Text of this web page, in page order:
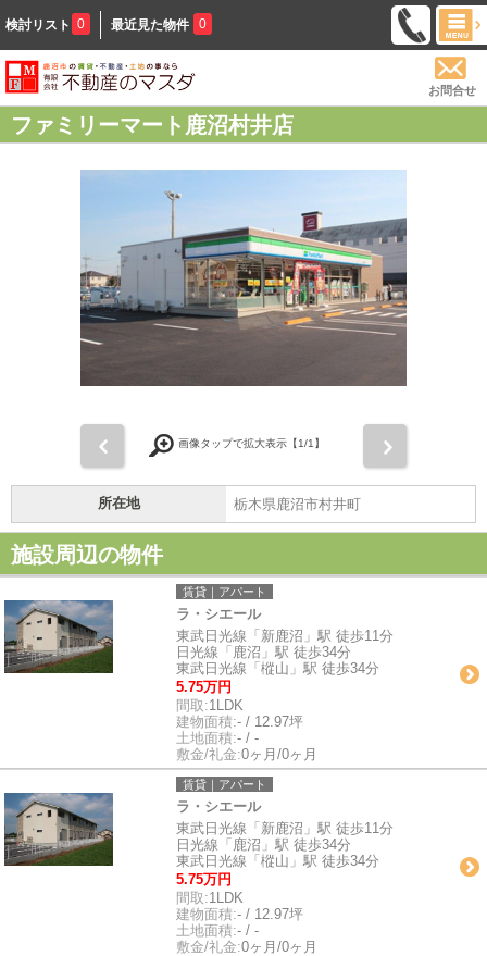
検討リスト 0 最近見た物件 0
お問合せ
ファミリーマート鹿沼村井店
画像タップで拡大表示【1/1】
所在地 栃木県鹿沼市村井町
施設周辺の物件
賃貸｜アパート
ラ・シエール
東武日光線「新鹿沼」駅 徒歩11分
日光線「鹿沼」駅 徒歩34分
東武日光線「樅山」駅 徒歩34分
5.75万円
間取:1LDK
建物面積:- / 12.97坪
土地面積:- / -
敷金/礼金:0ヶ月/0ヶ月
賃貸｜アパート
ラ・シエール
東武日光線「新鹿沼」駅 徒歩11分
日光線「鹿沼」駅 徒歩34分
東武日光線「樅山」駅 徒歩34分
5.75万円
間取:1LDK
建物面積:- / 12.97坪
土地面積:- / -
敷金/礼金:0ヶ月/0ヶ月